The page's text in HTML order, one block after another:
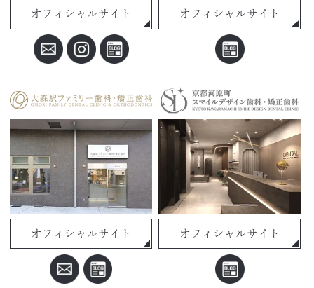
オフィシャルサイト オフィシャルサイト
オフィシャルサイト オフィシャルサイト